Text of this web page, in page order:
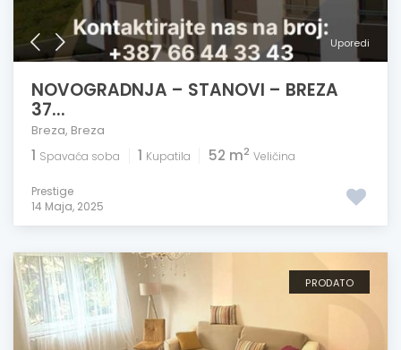
Uporedi
NOVOGRADNJA – STANOVI – BREZA
37...
Breza, Breza
1 Spavaća soba 1 Kupatila 52 m2 Veličina
Prestige
14 Maja, 2025
PRODATO